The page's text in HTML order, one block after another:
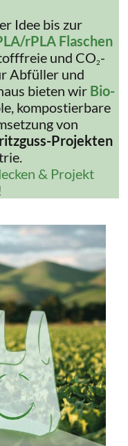
Idee bis zur
rPLA Flaschen
und CO2-
Abfüller und
bieten wir Bio-
kompostierbare
von
Projekten
& Projekt